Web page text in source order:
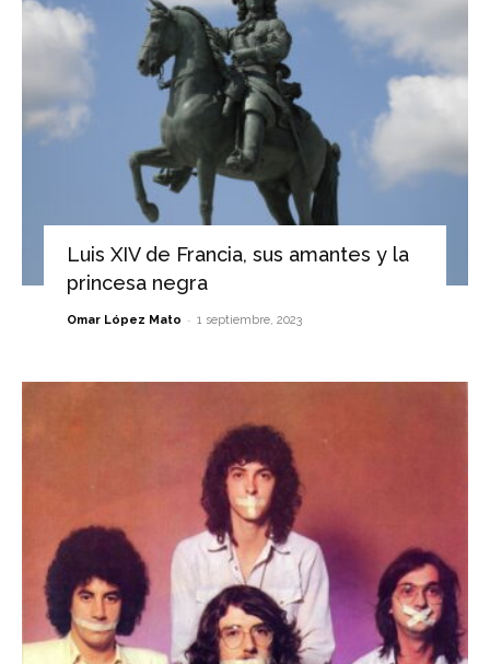
Luis XIV de Francia, sus amantes y la
princesa negra
Omar López Mato - 1 septiembre, 2023